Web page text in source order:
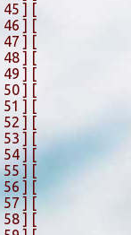
45 ] [
46 ] [
47 ] [
48 ] [
49 ] [
50 ] [
51 ] [
52 ] [
53 ] [
54 ] [
55 ] [
56 ] [
57 ] [
58 ] [